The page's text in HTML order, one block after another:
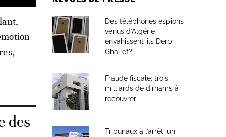
des
Des téléphones espions
venus d’Algérie
envahissent-ils Derb
Ghallef?
Fraude fiscale: trois
milliards de dirhams à
recouvrer
Tribunaux à l’arrêt: un